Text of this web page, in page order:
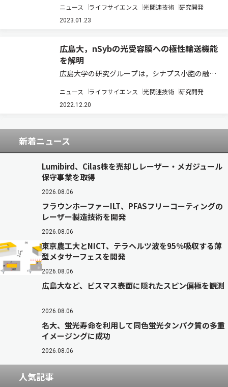
わる遺伝子群の翻訳の活性化に「青色光を情報と
して正常に伝達する機能」と「正常な葉緑体機
ュ…
ニュース ライフサイエンス 光関連技術 研究開発
2023.01.23
広島大，nSybの光受容膜への極性輸送機能
を解明
広島大学の研究グループは，シナプス小胞の融合
SNAREの1つであるnSybが，光受容膜への極性輸
送にも関わることを明らかにした（ニュースリリ
ニュース ライフサイエンス 光関連技術 研究開発
2022.12.20
新着ニュース
Lumibird、Cilas株を売却しレーザー・メガジュール
保守事業を取得
2026.08.06
フラウンホーファーILT、PFASフリーコーティングの
レーザー製造技術を開発
2026.08.06
東京農工大とNICT、テラヘルツ波を95％吸収する薄
型メタサーフェスを開発
2026.08.06
広島大など、ビスマス表面に隠れたスピン偏極を観測
2026.08.06
名大、蛍光寿命を利用して同色蛍光タンパク質の多重
イメージングに成功
2026.08.06
人気記事